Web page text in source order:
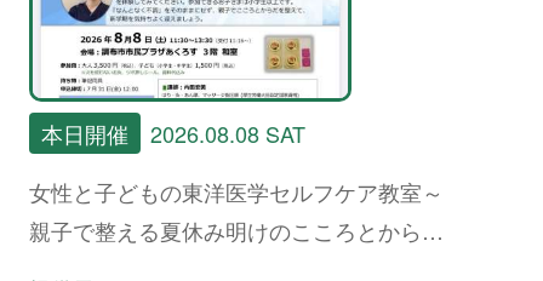
本日開催
2026.08.08 SAT
女性と子どもの東洋医学セルフケア教室～
親子で整える夏休み明けのこころとからだ